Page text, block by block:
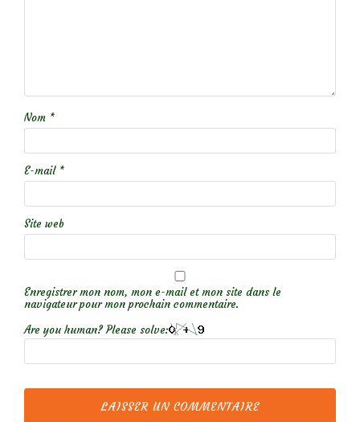
Nom *
E-mail *
Site web
Enregistrer mon nom, mon e-mail et mon site dans le
navigateur pour mon prochain commentaire.
Are you human? Please solve: